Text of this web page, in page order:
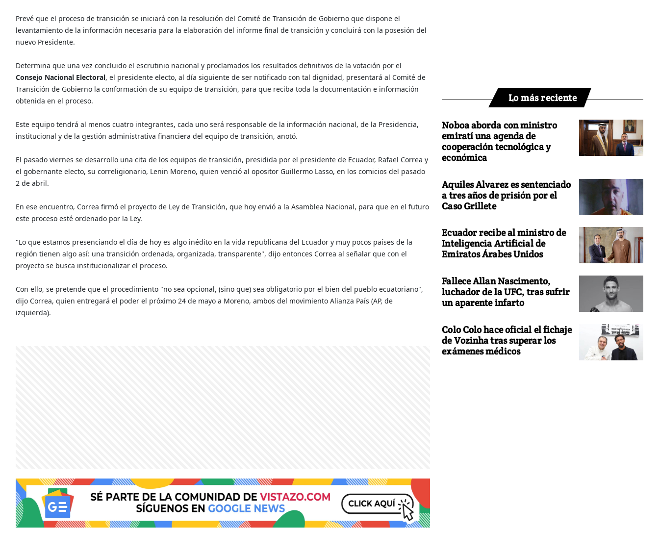
Prevé que el proceso de transición se iniciará con la resolución del Comité de Transición de Gobierno que dispone el
levantamiento de la información necesaria para la elaboración del informe final de transición y concluirá con la posesión del
nuevo Presidente.
Determina que una vez concluido el escrutinio nacional y proclamados los resultados definitivos de la votación por el
Consejo Nacional Electoral, el presidente electo, al día siguiente de ser notificado con tal dignidad, presentará al Comité de
Transición de Gobierno la conformación de su equipo de transición, para que reciba toda la documentación e información
obtenida en el proceso.
Este equipo tendrá al menos cuatro integrantes, cada uno será responsable de la información nacional, de la Presidencia,
institucional y de la gestión administrativa financiera del equipo de transición, anotó.
El pasado viernes se desarrollo una cita de los equipos de transición, presidida por el presidente de Ecuador, Rafael Correa y
el gobernante electo, su correligionario, Lenin Moreno, quien venció al opositor Guillermo Lasso, en los comicios del pasado
2 de abril.
En ese encuentro, Correa firmó el proyecto de Ley de Transición, que hoy envió a la Asamblea Nacional, para que en el futuro
este proceso esté ordenado por la Ley.
"Lo que estamos presenciando el día de hoy es algo inédito en la vida republicana del Ecuador y muy pocos países de la
región tienen algo así: una transición ordenada, organizada, transparente", dijo entonces Correa al señalar que con el
proyecto se busca institucionalizar el proceso.
Con ello, se pretende que el procedimiento "no sea opcional, (sino que) sea obligatorio por el bien del pueblo ecuatoriano",
dijo Correa, quien entregará el poder el próximo 24 de mayo a Moreno, ambos del movimiento Alianza País (AP, de
izquierda).
Lo más reciente
Noboa aborda con ministro
emiratí una agenda de
cooperación tecnológica y
económica
Aquiles Alvarez es sentenciado
a tres años de prisión por el
Caso Grillete
Ecuador recibe al ministro de
Inteligencia Artificial de
Emiratos Árabes Unidos
Fallece Allan Nascimento,
luchador de la UFC, tras sufrir
un aparente infarto
Colo Colo hace oficial el fichaje
de Vozinha tras superar los
exámenes médicos